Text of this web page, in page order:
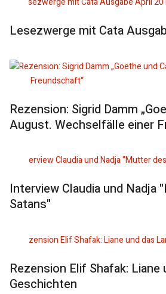
Lesezwerge mit Cata
Rezension: Sigrid Damm
August. Wechselfälle einer
Interview Claudia und Nadja
Satans"
Rezension Elif Shafak: Liane
Geschichten